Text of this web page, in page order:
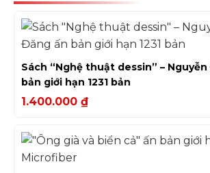
Sách “Nghệ thuật dessin” –
bản giới hạn 1231 bản
1.400.000 ₫